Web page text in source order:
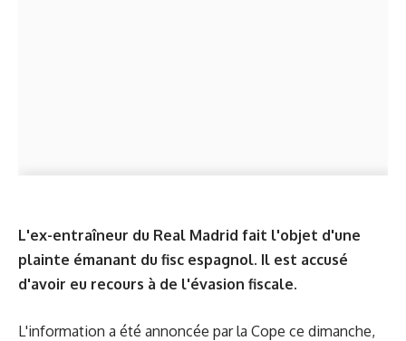
L'ex-entraîneur du Real Madrid fait l'objet d'une
plainte émanant du fisc espagnol. Il est accusé
d'avoir eu recours à de l'évasion fiscale.
L'information a été annoncée par la Cope ce dimanche,